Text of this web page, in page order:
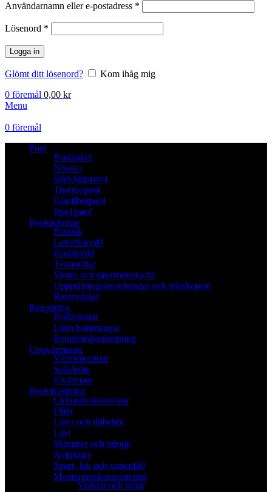
Användarnamn eller e-postadress *
Lösenord *
Logga in
Glömt ditt lösenord?
Kom ihåg mig
0 föremål 0,00 kr
Menu
0 föremål
Pool
Poolpaket
Niveko
Stålväggspool
Thermopool
Glasfiberpool
Steel pool
Pooltäckning
Pooltak
Lamellskydd
Poolskydd
Termofiltar
Vinter-och säkerhetsskydd
Upprullningsanordningar och teleskoprör
Reservdelar
Rengöring
Poolrobotar
Liten bottensugar
Rengöringsutrustning
Uppvärmning
Värmepumpar
Solvärme
Elvärmare
Poolutrustning
Cirkulationspumpar
Filter
Liner och tillbehör
Ljus
Skimmer och utlopp
Avfuktare
Sport- lek och vattenfall
Monteringskomponenter
Vinklar och böjar